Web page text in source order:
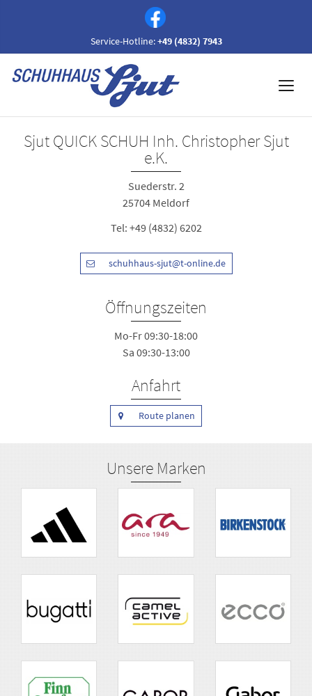
Service-Hotline:+49 (4832) 7943
Sjut QUICK SCHUH Inh. Christopher Sjut
e.K.
Suederstr. 2
25704 Meldorf
Tel: +49 (4832) 6202
schuhhaus-sjut@t-online.de
Öffnungszeiten
Mo-Fr 09:30-18:00
Sa 09:30-13:00
Anfahrt
Route planen
Unsere Marken